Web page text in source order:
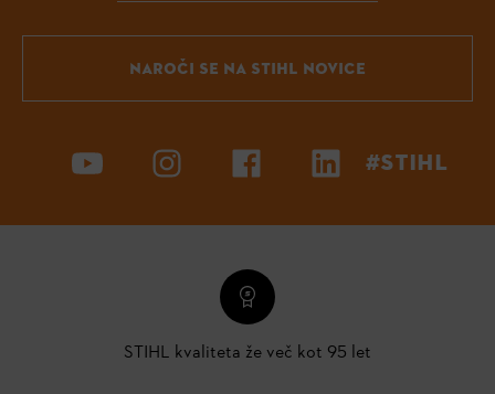
NAROČI SE NA STIHL NOVICE
#STIHL
STIHL kvaliteta že več kot 95 let